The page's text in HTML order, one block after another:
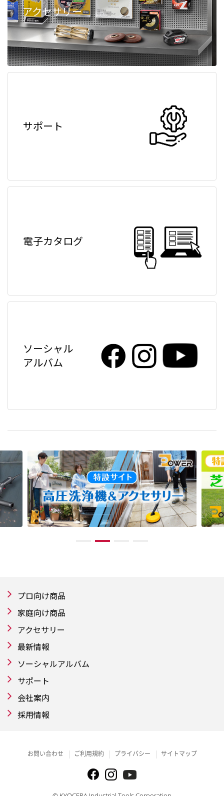
アクセサリー
サポート
電子カタログ
ソーシャル
アルバム
プロ向け商品
家庭向け商品
アクセサリー
最新情報
ソーシャルアルバム
サポート
会社案内
採用情報
お問い合わせ ご利用規約 プライバシー サイトマップ